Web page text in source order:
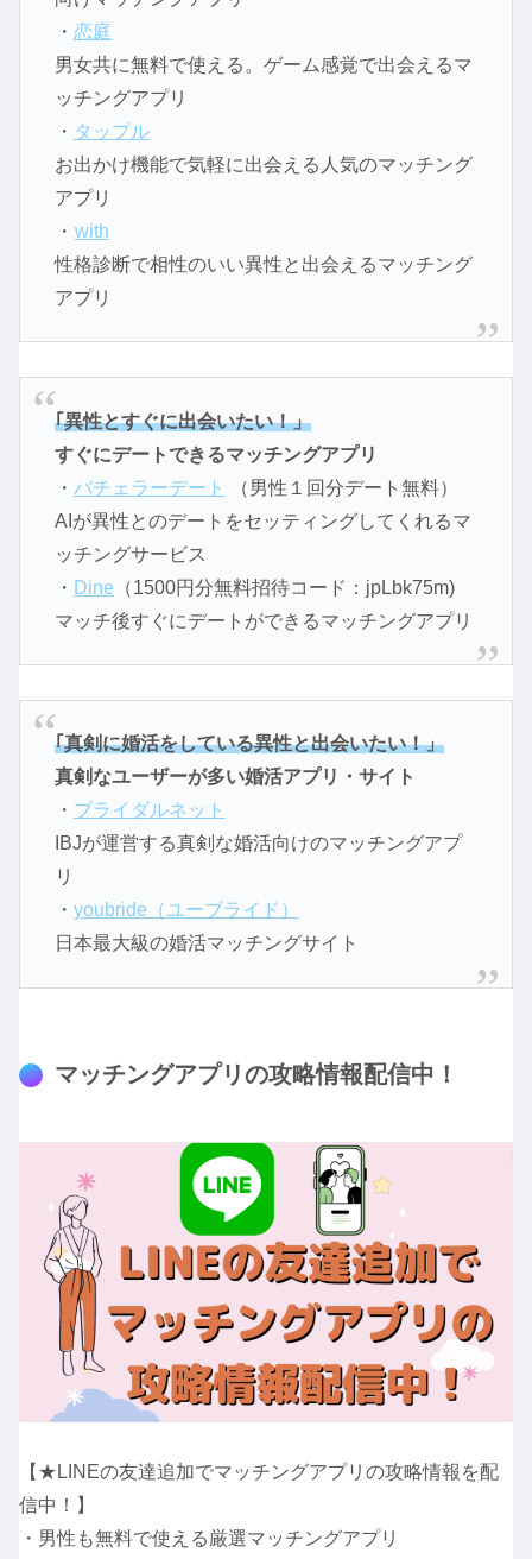
・ 恋庭
男女共に無料で使える。ゲーム感覚で出会えるマ
ッチングアプリ
・ タップル
お出かけ機能で気軽に出会える人気のマッチング
アプリ
・ with
性格診断で相性のいい異性と出会えるマッチング
アプリ
｢異性とすぐに出会いたい！」
すぐにデートできるマッチングアプリ
・ バチェラーデート
（男性１回分デート無料）
AIが異性とのデートをセッティングしてくれるマ
ッチングサービス
・ Dine （1500円分無料招待コード：jpLbk75m)
マッチ後すぐにデートができるマッチングアプリ
｢真剣に婚活をしている異性と出会いたい！」
真剣なユーザーが多い婚活アプリ・サイト
・ ブライダルネット
IBJが運営する真剣な婚活向けのマッチングアプ
リ
・ youbride（ユーブライド）
日本最大級の婚活マッチングサイト
マッチングアプリの攻略情報配信中！
【★LINEの友達追加でマッチングアプリの攻略情報を配
信中！】
・男性も無料で使える厳選マッチングアプリ